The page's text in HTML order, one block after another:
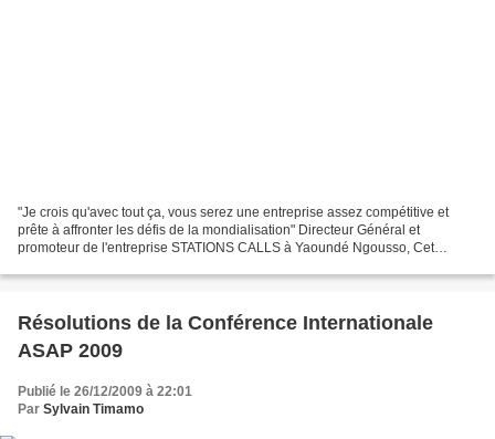
"Je crois qu'avec tout ça, vous serez une entreprise assez compétitive et
prête à affronter les défis de la mondialisation" Directeur Général et
promoteur de l'entreprise STATIONS CALLS à Yaoundé Ngousso, Cet
Résolutions de la Conférence Internationale
ASAP 2009
Publié le 26/12/2009 à 22:01
Par Sylvain Timamo